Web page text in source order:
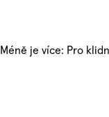
Méně je více: Pro